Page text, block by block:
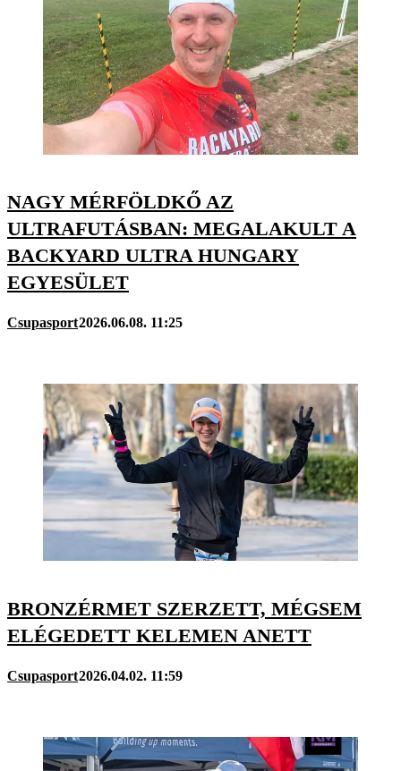
NAGY MÉRFÖLDKŐ AZ
ULTRAFUTÁSBAN: MEGALAKULT A
BACKYARD ULTRA HUNGARY
EGYESÜLET
Csupasport2026.06.08. 11:25
BRONZÉRMET SZERZETT, MÉGSEM
ELÉGEDETT KELEMEN ANETT
Csupasport2026.04.02. 11:59